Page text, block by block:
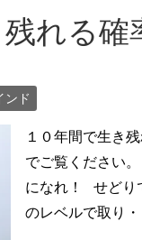
れる確
ンド
１０年間で生き
でご覧ください
になれ！ せどり
のレベルで取り・